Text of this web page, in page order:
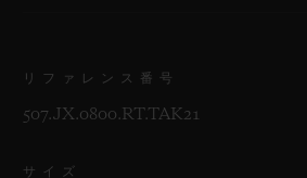
リファレンス番号
507.JX.0800.RT.TAK21
サイズ